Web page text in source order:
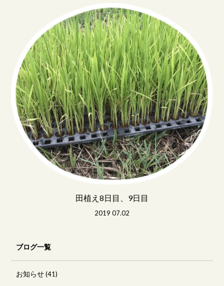
田植え8日目、9日目
2019 07.02
ブログ一覧
お知らせ(41)